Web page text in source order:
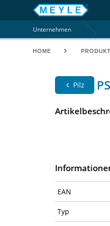
Unternehmen
HOME
Pilz
EAN
Typ